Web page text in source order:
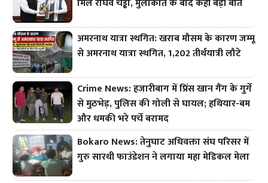
मिले राघव चड्ढा, मुलाकात के बाद कही बड़ी बात
अमरनाथ यात्रा स्थगित: खराब मौसम के कारण जम्मू
से अमरनाथ यात्रा स्थगित, 1,202 तीर्थयात्री लौटे
Crime News: हजारीबाग में प्रिंस खान गैंग के गुर्गे
से मुठभेड़, पुलिस की गोली से घायल; हथियार-बम
और धमकी भरे पर्चे बरामद
Bokaro News: तेनुघाट अधिवक्ता संघ परिसर में
गुरु सारथी फाउंडेशन ने लगाया महा मेडिकल मेला